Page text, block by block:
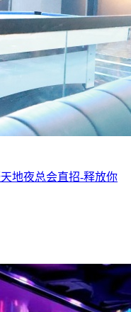
地夜总会直招-释放你